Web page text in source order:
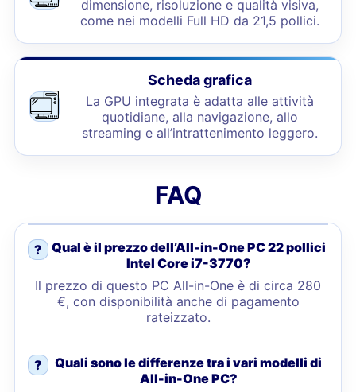
dimensione, risoluzione e qualità visiva,
come nei modelli Full HD da 21,5 pollici.
Scheda grafica
La GPU integrata è adatta alle attività
quotidiane, alla navigazione, allo
streaming e all’intrattenimento leggero.
FAQ
?
Qual è il prezzo dell’All-in-One PC 22 pollici
Intel Core i7-3770?
Il prezzo di questo PC All-in-One è di circa 280
€, con disponibilità anche di pagamento
rateizzato.
?
Quali sono le differenze tra i vari modelli di
All-in-One PC?